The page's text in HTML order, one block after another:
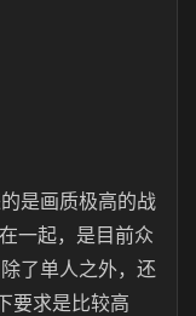
是画质极高的战
一起，是目前众
了单人之外，还
要求是比较高